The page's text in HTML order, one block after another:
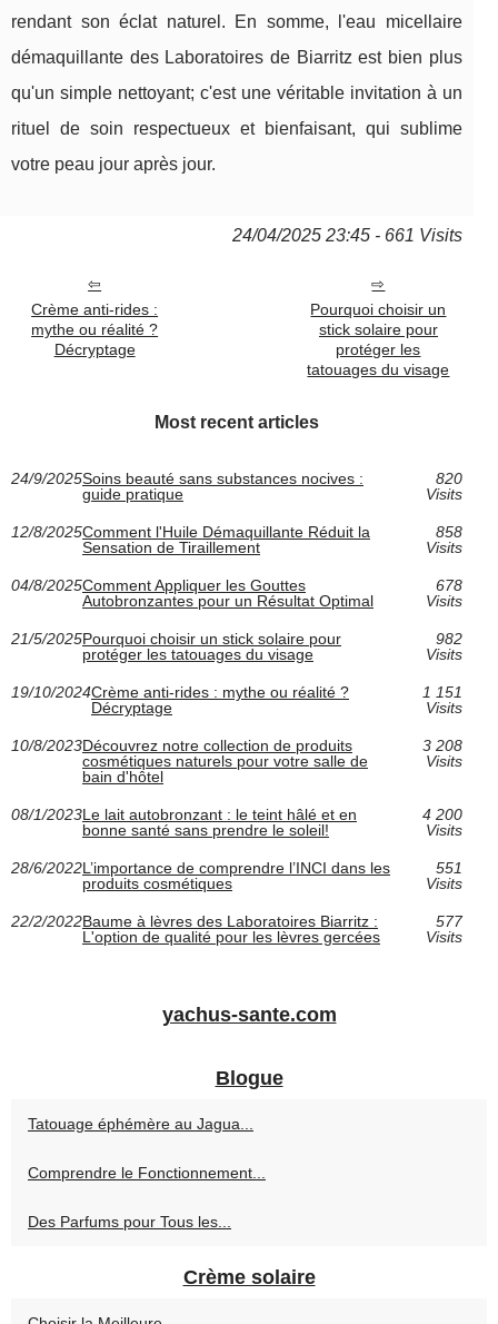
rendant son éclat naturel. En somme, l'eau micellaire
démaquillante des Laboratoires de Biarritz est bien plus
qu'un simple nettoyant; c'est une véritable invitation à un
rituel de soin respectueux et bienfaisant, qui sublime
votre peau jour après jour.
24/04/2025 23:45 - 661 Visits
Crème anti-rides :
mythe ou réalité ?
Décryptage
Pourquoi choisir un
stick solaire pour
protéger les
tatouages du visage
Most recent articles
24/9/2025Soins beauté sans substances nocives :
guide pratique
820
Visits
12/8/2025Comment l'Huile Démaquillante Réduit la
Sensation de Tiraillement
858
Visits
04/8/2025Comment Appliquer les Gouttes
Autobronzantes pour un Résultat Optimal
678
Visits
21/5/2025Pourquoi choisir un stick solaire pour
protéger les tatouages du visage
982
Visits
19/10/2024Crème anti-rides : mythe ou réalité ?
Décryptage
1 151
Visits
10/8/2023Découvrez notre collection de produits
cosmétiques naturels pour votre salle de
bain d'hôtel
3 208
Visits
08/1/2023Le lait autobronzant : le teint hâlé et en
bonne santé sans prendre le soleil!
4 200
Visits
28/6/2022L’importance de comprendre l’INCI dans les
produits cosmétiques
551
Visits
22/2/2022Baume à lèvres des Laboratoires Biarritz :
L'option de qualité pour les lèvres gercées
577
Visits
yachus-sante.com
Blogue
Tatouage éphémère au Jagua...
Comprendre le Fonctionnement...
Des Parfums pour Tous les...
Crème solaire